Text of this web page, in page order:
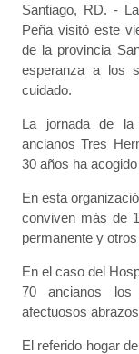
Santiago, RD. -
Peña visitó este
de la provincia
esperanza a los
cuidado.
La jornada de la
ancianos Tres
30 años ha
En esta
conviven más de
permanente y
En el caso del
70 ancianos
afectuosos
El referido hogar